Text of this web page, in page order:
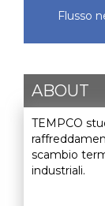
Flusso
ABOUT
TEMPCO
scambio
industriali.